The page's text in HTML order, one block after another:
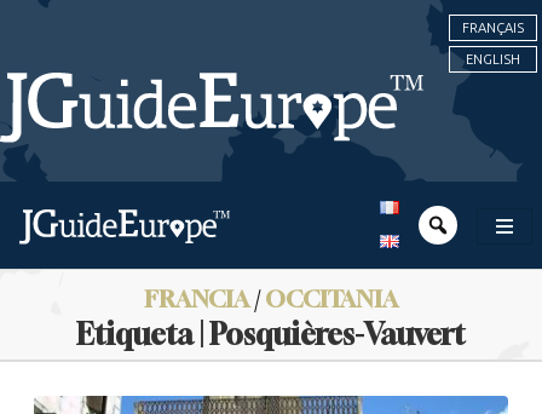
FRANÇAIS
ENGLISH
FRANCIA/OCCITANIA
Etiqueta | Posquières-Vauvert